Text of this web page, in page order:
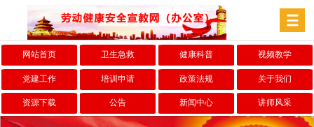
网站首页 卫生急救 健康科普 视频教学
党建工作 培训申请 政策法规 关于我们
资源下载 公告 新闻中心 讲师风采